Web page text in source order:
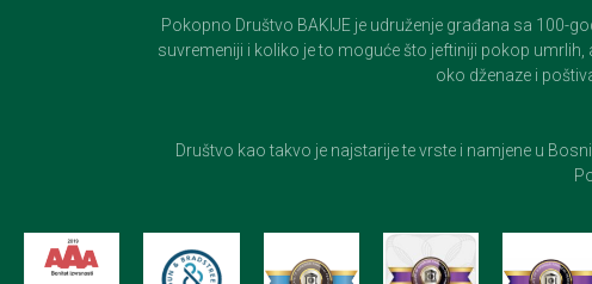
Pokopno Društvo BAKIJE je udruženje građana sa 100-
suvremeniji i koliko je to moguće što jeftiniji pokop
oko dženaze i
Društvo kao takvo je najstarije te vrste i namjene u